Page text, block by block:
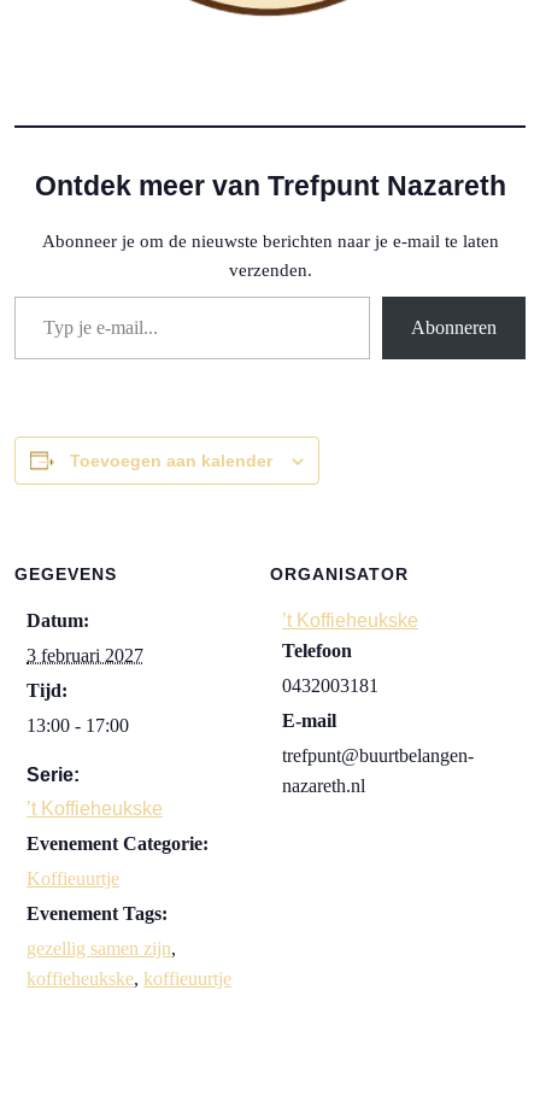
Ontdek meer van Trefpunt Nazareth
Abonneer je om de nieuwste berichten naar je e-mail te laten
verzenden.
Typ je e-mail...
Abonneren
Toevoegen aan kalender
GEGEVENS
Datum:
3 februari 2027
Tijd:
13:00 - 17:00
Serie:
’t Koffieheukske
Evenement Categorie:
Koffieuurtje
Evenement Tags:
gezellig samen zijn,
koffieheukske, koffieuurtje
ORGANISATOR
’t Koffieheukske
Telefoon
0432003181
E-mail
trefpunt@buurtbelangen-
nazareth.nl